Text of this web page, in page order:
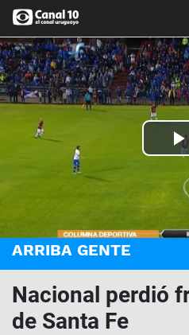
ARRIBA GENTE
Nacional perdió
de Santa Fe